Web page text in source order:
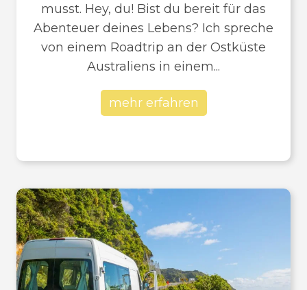
musst. Hey, du! Bist du bereit für das
Abenteuer deines Lebens? Ich spreche
von einem Roadtrip an der Ostküste
Australiens in einem...
mehr erfahren